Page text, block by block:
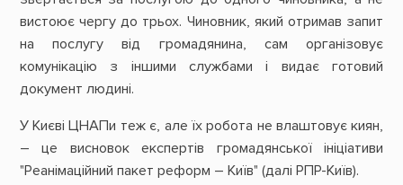
вистоює чергу до трьох. Чиновник, який отримав запит
на послугу від громадянина, сам організовує
комунікацію з іншими службами і видає готовий
документ людині.
У Києві ЦНАПи теж є, але їх робота не влаштовує киян,
– це висновок експертів громадянської ініціативи
"Реанімаційний пакет реформ – Київ" (далі РПР-Київ).